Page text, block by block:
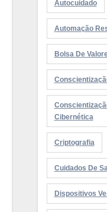
Autocuidado
Automação
Bolsa De
Cibernética
Criptografia
Cuidados De
Dispositivos